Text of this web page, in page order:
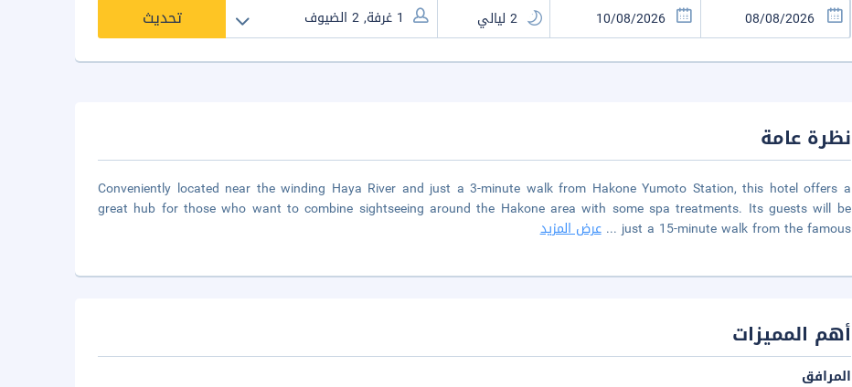
تحديث
نظرة عامة
Conveniently located near the winding Haya River and just a 3-minute walk from Hakone Yumoto Station, this hotel offers a
great hub for those who want to combine sightseeing around the Hakone area with some spa treatments. Its guests will be
just a 15-minute walk from the famous
...عرض المزيد
أهم المميزات
المرافق